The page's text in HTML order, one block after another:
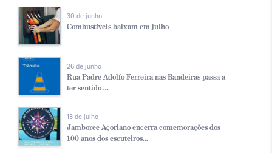
30 de junho
Combustíveis baixam em julho
26 de junho
Rua Padre Adolfo Ferreira nas Bandeiras passa a
ter sentido ...
13 de julho
Jamboree Açoriano encerra comemorações dos
100 anos dos escuteiros...